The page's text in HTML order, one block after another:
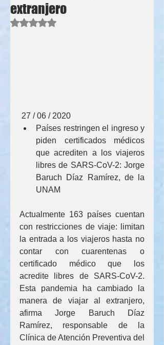
extranjero
Obtuvo NaN de 5 estrellas.
27 / 06 / 2020
Países restringen el ingreso y
piden certificados médicos
que acrediten a los viajeros
libres de SARS-CoV-2: Jorge
Baruch Díaz Ramírez, de la
UNAM
Actualmente 163 países cuentan
con restricciones de viaje: limitan
la entrada a los viajeros hasta no
contar con cuarentenas o
certificado médico que los
acredite libres de SARS-CoV-2.
Esta pandemia ha cambiado la
manera de viajar al extranjero,
afirma Jorge Baruch Díaz
Ramírez, responsable de la
Clínica de Atención Preventiva del